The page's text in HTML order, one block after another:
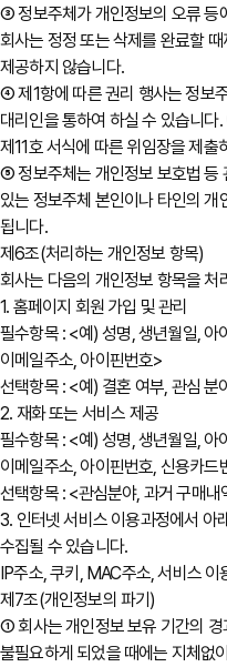
③ 정보주체가 개인정보의 오류 등
회사는 정정 또는 삭제를 완료할
제공하지 않습니다.
④ 제1항에 따른 권리 행사는 정보
대리인을 통하여 하실 수 있습니다
제11호 서식에 따른 위임장을 제출
⑤ 정보주체는 개인정보 보호법 등
있는 정보주체 본인이나 타인의 개
됩니다.
제6조(처리하는 개인정보 항목)
회사는 다음의 개인정보 항목을 처
1. 홈페이지 회원 가입 및 관리
필수항목 : <예) 성명, 생년월일, 아
이메일주소, 아이핀번호>
선택항목 : <예) 결혼 여부, 관심 분
2. 재화 또는 서비스 제공
필수항목 : <예) 성명, 생년월일, 아
이메일주소, 아이핀번호, 신용카
선택항목 : <관심분야, 과거 구매내
3. 인터넷 서비스 이용과정에서 아
수집될 수 있습니다.
IP주소, 쿠키, MAC주소, 서비스
제7조(개인정보의 파기)
① 회사는 개인정보 보유 기간의
불필요하게 되었을 때에는 지체없